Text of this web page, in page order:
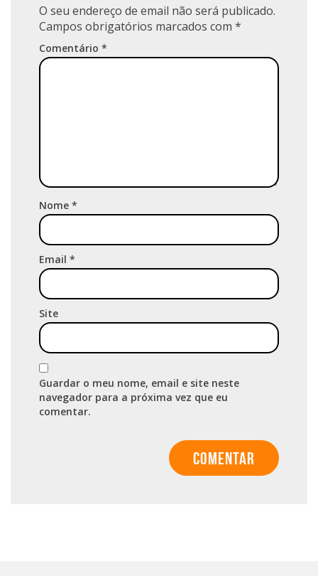
O seu endereço de email não será publicado.
Campos obrigatórios marcados com *
Comentário *
Nome *
Email *
Site
Guardar o meu nome, email e site neste
navegador para a próxima vez que eu
comentar.